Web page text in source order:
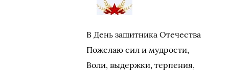
В День защитника Отечества
Пожелаю сил и мудрости,
Воли, выдержки, терпения,